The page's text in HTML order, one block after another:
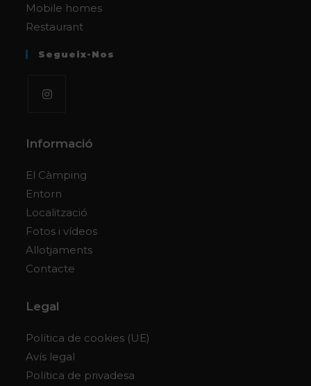
Mobile homes
Restaurant
Segueix-Nos
en
pestanya
nova
Informació
El Càmping
Entorn
Localització
Fotos i vídeos
Allotjaments
Contacte
Legal
Política de cookies (UE)
Avís legal
Política de privadesa